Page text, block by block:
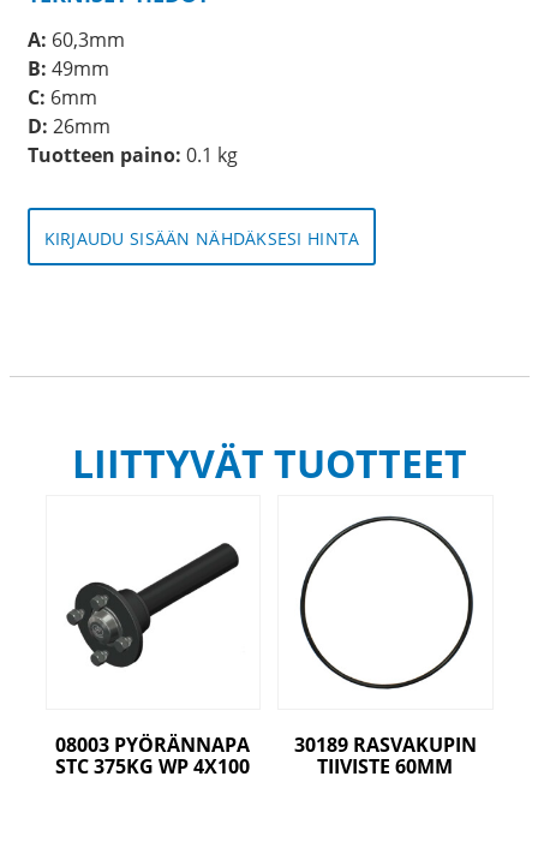
A: 60,3mm
B: 49mm
C: 6mm
D: 26mm
Tuotteen paino: 0.1 kg
KIRJAUDU SISÄÄN NÄHDÄKSESI HINTA
LIITTYVÄT TUOTTEET
08003 PYÖRÄNNAPA
STC 375KG WP 4X100
30189 RASVAKUPIN
TIIVISTE 60MM